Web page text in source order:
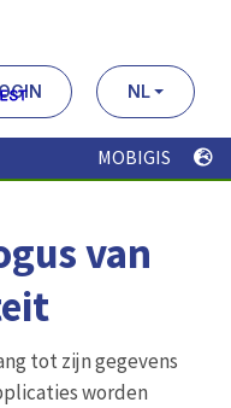
NL
MOBIGIS
van
tot zijn gegevens
worden